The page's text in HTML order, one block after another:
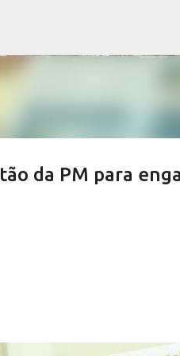
da PM para